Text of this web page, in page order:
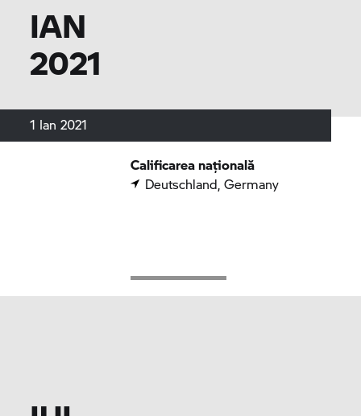
IAN
2021
1 Ian 2021
Calificarea națională
Deutschland, Germany